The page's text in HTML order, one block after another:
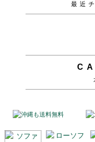
最近